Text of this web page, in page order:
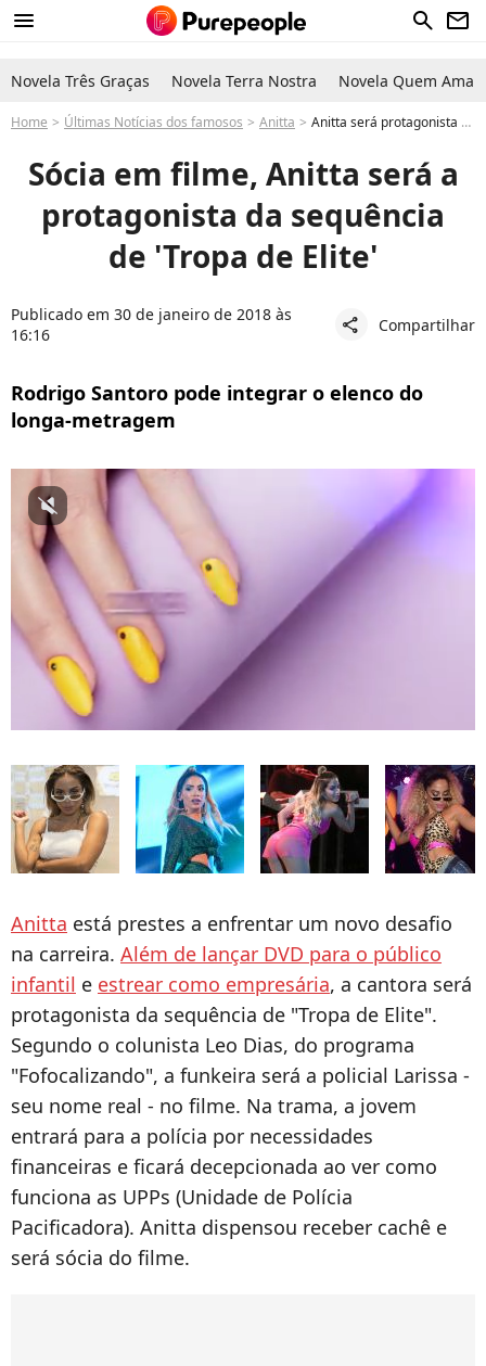
menu search newsletter
Novela Três Graças Novela Terra Nostra Novela Quem Ama
Home Últimas Notícias dos famosos Anitta Anitta será protagonista e policial na sequência do filme 'Tropa de Elite'
Sócia em filme, Anitta será a
protagonista da sequência
de 'Tropa de Elite'
Publicado em 30 de janeiro de 2018 às
16:16
share Compartilhar
Rodrigo Santoro pode integrar o elenco do
longa-metragem
Anitta está prestes a enfrentar um novo desafio
na carreira. Além de lançar DVD para o público
infantil e estrear como empresária, a cantora será
protagonista da sequência de "Tropa de Elite".
Segundo o colunista Leo Dias, do programa
"Fofocalizando", a funkeira será a policial Larissa -
seu nome real - no filme. Na trama, a jovem
entrará para a polícia por necessidades
financeiras e ficará decepcionada ao ver como
funciona as UPPs (Unidade de Polícia
Pacificadora). Anitta dispensou receber cachê e
será sócia do filme.